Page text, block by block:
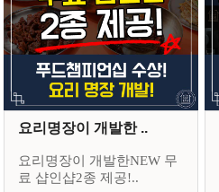
요리명장이 개발한 ..
요리명장이 개발한NEW 무
료 샵인샵2종 제공!..